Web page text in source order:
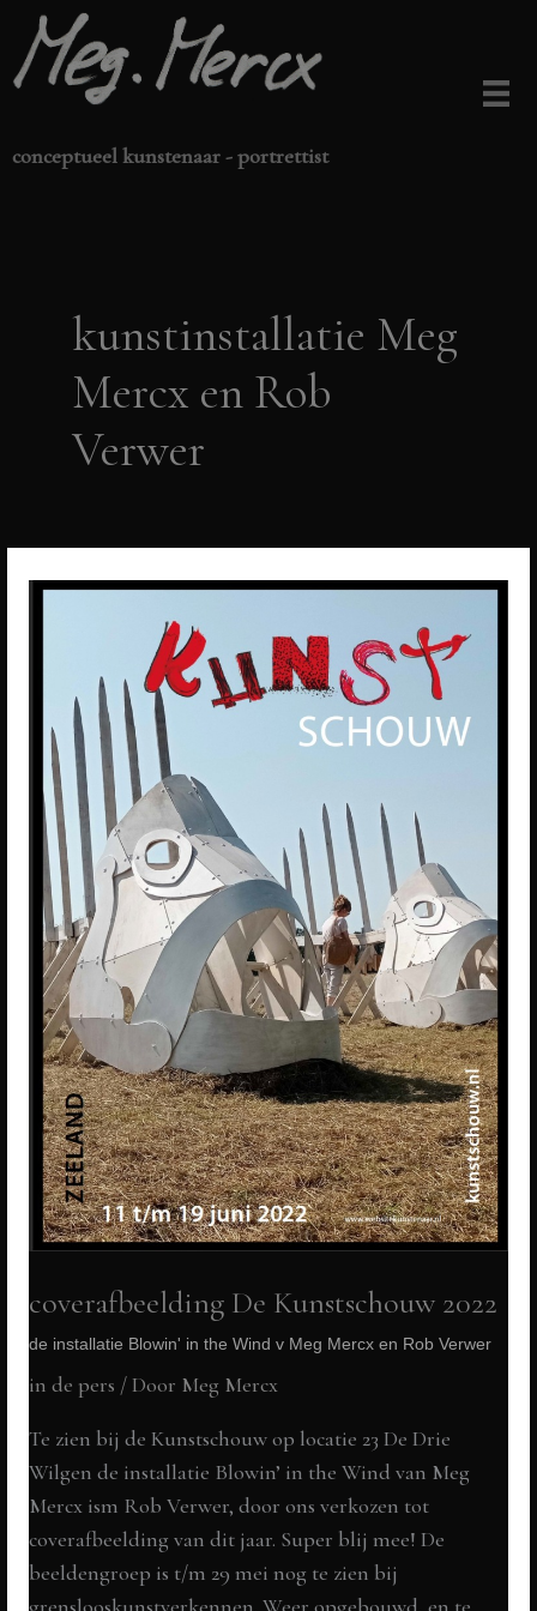
naar
de
conceptueel kunstenaar - portrettist
kunstinstallatie Meg
Mercx en Rob
Verwer
coverafbeelding De Kunstschouw 2022
de installatie Blowin' in the Wind v Meg Mercx en Rob Verwer
in de pers / Door Meg Mercx
Te zien bij de Kunstschouw op locatie 23 De Drie
Wilgen de installatie Blowin’ in the Wind van Meg
Mercx ism Rob Verwer, door ons verkozen tot
coverafbeelding van dit jaar. Super blij mee! De
beeldengroep is t/m 29 mei nog te zien bij